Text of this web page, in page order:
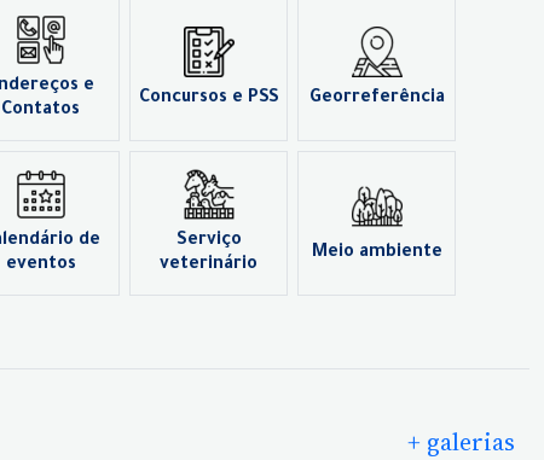
e
Contatos
Concursos e PSS Georreferência
de
eventos
Serviço
veterinário
Meio ambiente
+ galerias